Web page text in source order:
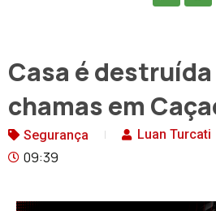
Casa é
chamas em
Segurança Luan Turcati
09:39